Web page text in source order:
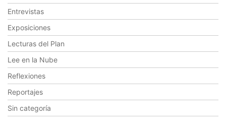
Entrevistas
Exposiciones
Lecturas del Plan
Lee en la Nube
Reflexiones
Reportajes
Sin categoría